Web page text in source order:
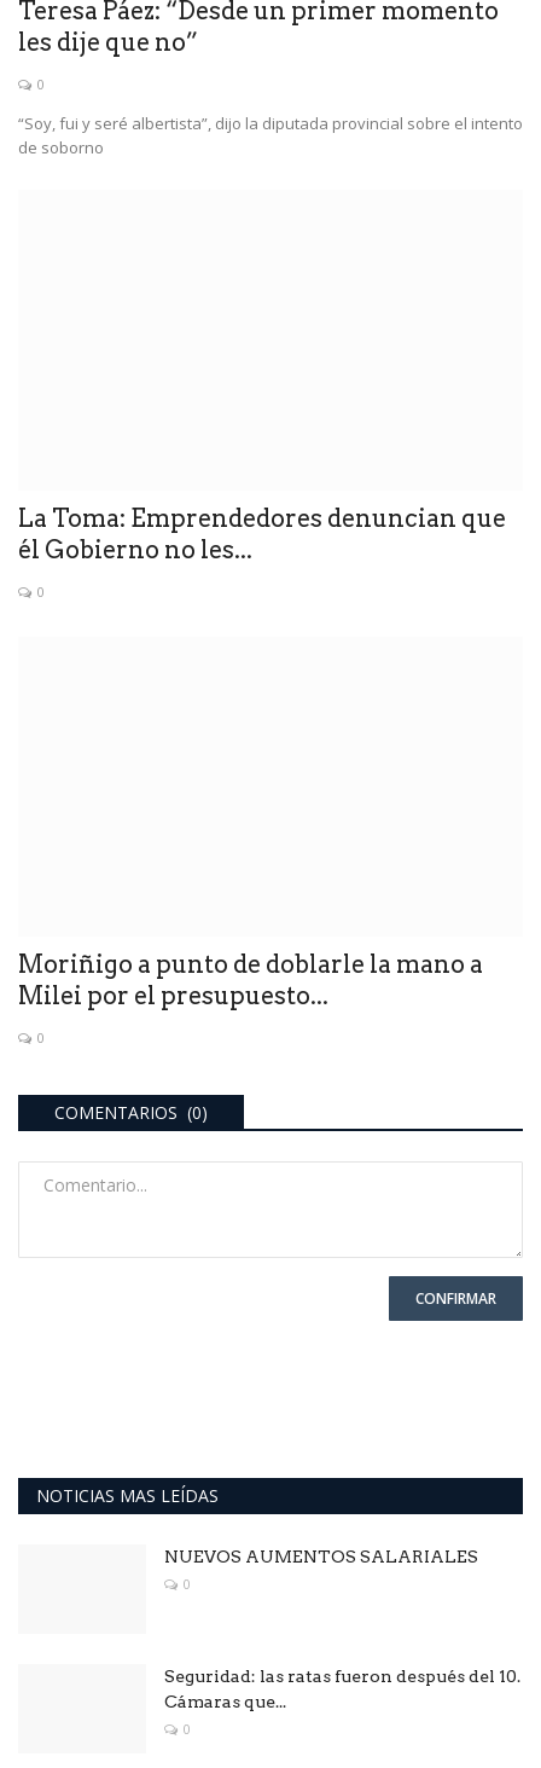
Teresa Páez: “Desde un primer momento
les dije que no”
0
“Soy, fui y seré albertista”, dijo la diputada provincial sobre el intento
de soborno
La Toma: Emprendedores denuncian que
él Gobierno no les...
0
Moriñigo a punto de doblarle la mano a
Milei por el presupuesto...
0
COMENTARIOS (0)
CONFIRMAR
NOTICIAS MAS LEÍDAS
NUEVOS AUMENTOS SALARIALES
0
Seguridad: las ratas fueron después del 10.
Cámaras que...
0